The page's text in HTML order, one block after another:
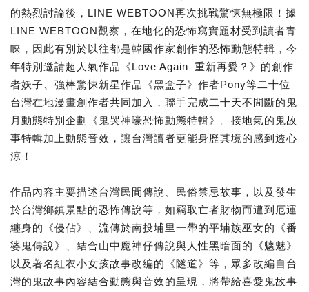
的熱烈討論後，LINE WEBTOON再次挑戰驚悚無極限！據
LINE WEBTOON觀察，在地化的恐怖寫實題材受到讀者青
睞，因此有別於以往都是韓國作家創作的恐怖動態特輯，今
年特別邀請超人氣作品《Love Again_重新再愛？》的創作
者妖子、強棒驚悚新星作品《黑盒子》作者Pony等二十位
台灣在地漫畫創作者共同加入，聯手完成二十天不間斷的鬼
月動態特別企劃《鬼哭神嚎恐怖動態特輯》。接地氣的鬼故
事特輯加上動態音效，讓台灣讀者更能身歷其境的感到透心
涼！
作品內容主要描述台灣民間傳說、民俗禁忌故事，以及發生
於台灣鄉鎮景點的恐怖傳說等，如竊取亡者財物而遭到厄運
纏身的《侵佔》、流傳於南投埔里一帶的平埔族巫女的《番
婆鬼傳說》、結合山中魔神仔傳說與人性黑暗面的《魑魅》
以及著名紅衣小女孩故事改編的《隧道》等，眾多改編自台
灣的鬼故事內容結合動態與音效的呈現，將帶給喜愛鬼故事